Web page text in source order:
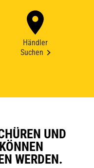
Händler
Suchen
UND
WERDEN.